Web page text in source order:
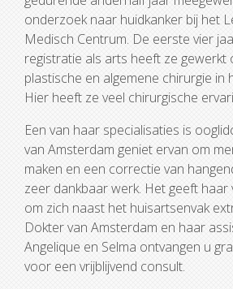
onderzoek naar huidkanker bij het
Medisch Centrum. De eerste vier
registratie als arts heeft ze gewerkt
plastische en algemene chirurgie in
Hier heeft ze veel chirurgische
Een van haar specialisaties is
van Amsterdam geniet ervan om
maken en een correctie van
zeer dankbaar werk. Het geeft haar
om zich naast het huisartsenvak
Dokter van Amsterdam en haar
Angelique en Selma ontvangen u
voor een vrijblijvend consult.